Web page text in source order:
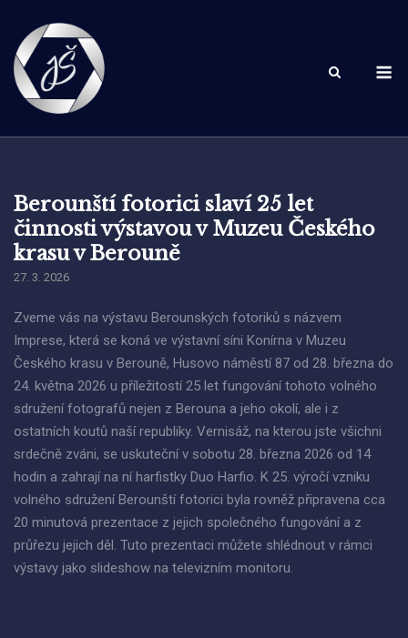
content
Berounští fotorici slaví 25 let
činnosti výstavou v Muzeu Českého
krasu v Berouně
27. 3. 2026
Zveme vás na výstavu Berounských fotoriků s názvem
Imprese, která se koná ve výstavní síni Konírna v Muzeu
Českého krasu v Berouně, Husovo náměstí 87 od 28. března do
24. května 2026 u příležitostí 25 let fungování tohoto volného
sdružení fotografů nejen z Berouna a jeho okolí, ale i z
ostatních koutů naší republiky. Vernisáž, na kterou jste všichni
srdečně zváni, se uskuteční v sobotu 28. března 2026 od 14
hodin a zahrají na ní harfistky Duo Harfio. K 25. výročí vzniku
volného sdružení Berounští fotorici byla rovněž připravena cca
20 minutová prezentace z jejich společného fungování a z
průřezu jejich děl. Tuto prezentaci můžete shlédnout v rámci
výstavy jako slideshow na televizním monitoru.